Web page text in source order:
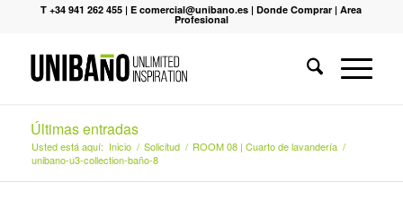
T +34 941 262 455 |E comercial@unibano.es |Donde Comprar |Area
Profesional
Últimas entradas
Usted está aquí: Inicio / Solicitud / ROOM 08 | Cuarto de lavandería /
unibano-u3-collection-baño-8